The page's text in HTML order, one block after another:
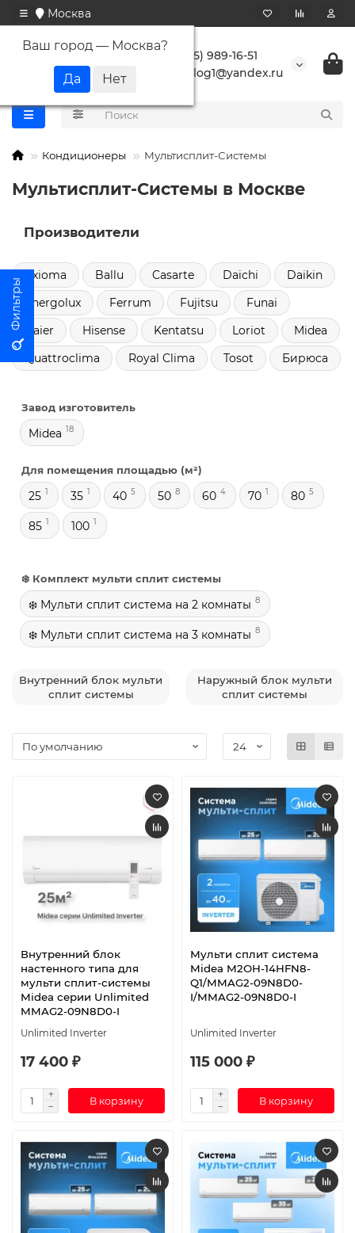
Москва
Ваш город — Москва?
+7 (495) 989-16-51
buranlog1@yandex.ru
Кондиционеры Мультисплит-Системы
Мультисплит-Системы в Москве
Производители
Axioma Ballu Casarte Daichi
Daikin
Energolux
Ferrum Fujitsu
Funai
Haier
Hisense Kentatsu Loriot
Midea
Quattroclima
Royal Clima Tosot Бирюса
Завод изготовитель
Midea 18
Для помещения площадью (м²)
25 1 35 1 40 5 50 8 60 4 70 1 80 5
85 1 100 1
❄️ Комплект мульти сплит системы
❄️ Мульти сплит система на 2 комнаты 8
❄️ Мульти сплит система на 3 комнаты 8
Внутренний блок мульти
сплит системы
Наружный блок мульти
сплит системы
Внутренний блок
настенного типа для
мульти сплит-системы
Midea серии Unlimited
MMAG2-09N8D0-I
Unlimited Inverter
17 400 ₽
В корзину
Мульти сплит система
Midea M2OH-14HFN8-
Q1/MMAG2-09N8D0-
I/MMAG2-09N8D0-I
Unlimited Inverter
115 000 ₽
В корзину